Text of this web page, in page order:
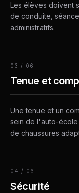
Les élèves doivent
de conduite,
administratifs.
03 / 06
Tenue et
Une tenue et un
sein de l'auto-
de chaussures
04 / 06
Sécurité